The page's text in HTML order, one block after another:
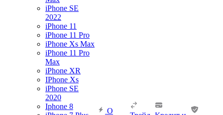
iPhone SE
2022
iPhone 11
iPhone 11 Pro
iPhone Xs Max
iPhone 11 Pro
Max
iPhone XR
IPhone Xs
iPhone SE
2020
Iphone 8
О